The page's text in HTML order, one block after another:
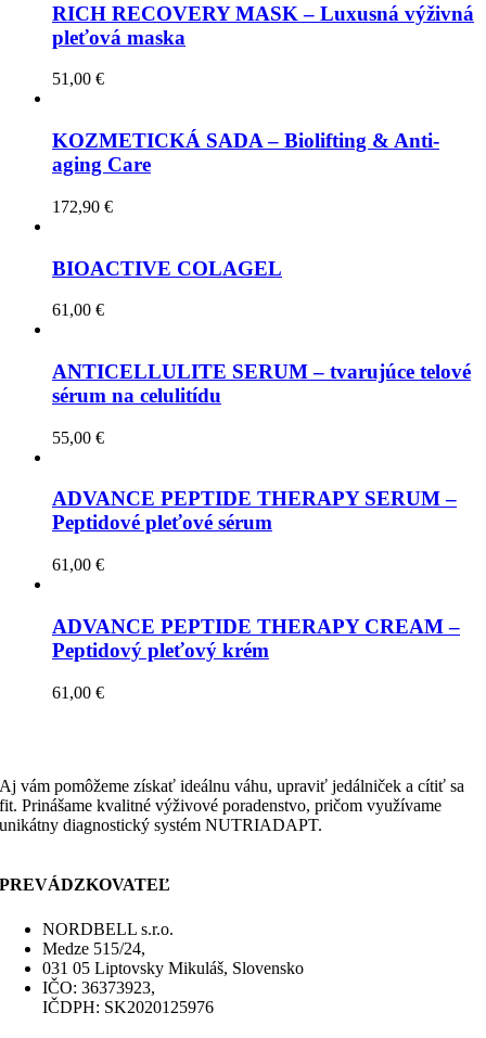
RICH RECOVERY MASK – Luxusná výživná
pleťová maska
51,00 €
KOZMETICKÁ SADA – Biolifting & Anti-
aging Care
172,90 €
BIOACTIVE COLAGEL
61,00 €
ANTICELLULITE SERUM – tvarujúce telové
sérum na celulitídu
55,00 €
ADVANCE PEPTIDE THERAPY SERUM –
Peptidové pleťové sérum
61,00 €
ADVANCE PEPTIDE THERAPY CREAM –
Peptidový pleťový krém
61,00 €
Aj vám pomôžeme získať ideálnu váhu, upraviť jedálniček a cítiť sa
fit. Prinášame kvalitné výživové poradenstvo, pričom využívame
unikátny diagnostický systém NUTRIADAPT.
PREVÁDZKOVATEĽ
NORDBELL s.r.o.
Medze 515/24,
031 05 Liptovsky Mikuláš, Slovensko
IČO: 36373923,
IČDPH: SK2020125976